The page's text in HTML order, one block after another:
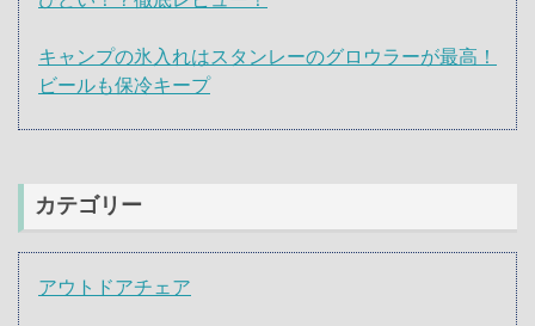
キャンプの氷入れはスタンレーのグロウラーが最高！
ビールも保冷キープ
カテゴリー
アウトドアチェア